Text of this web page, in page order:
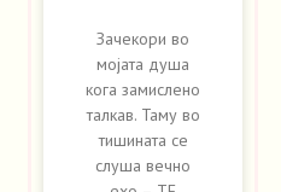
Зачекори во
мојата душа
кога замислено
талкав. Таму во
тишината се
слуша вечно